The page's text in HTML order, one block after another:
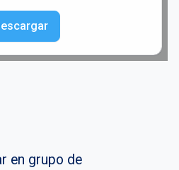
en grupo de